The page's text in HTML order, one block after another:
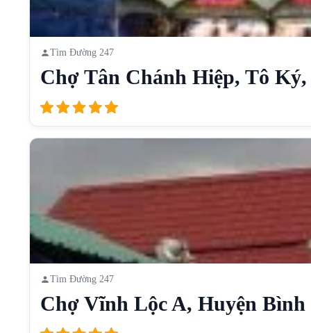
Tìm Đường 247
Chợ Tân Chánh Hiệp, Tô
Tìm Đường 247
Chợ Vĩnh Lộc A, Huyện